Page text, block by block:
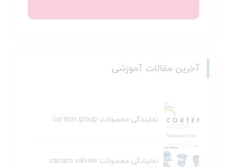
آخرین مقالات آموزشی
نمایندگی محصولات cortem group
نمایندگی محصولات carraro valvole